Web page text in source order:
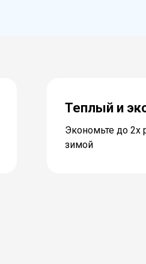
Теплый и
Экономьте до 2х
зимой